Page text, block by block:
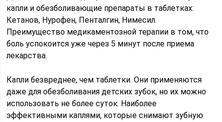
капли и обезболивающие препараты в таблетках:
Кетанов, Нурофен, Пенталгин, Нимесил.
Преимущество медикаментозной терапии в том, что
боль успокоится уже через 5 минут после приема
лекарства.
Капли безвреднее, чем таблетки. Они применяются
даже для обезболивания детских зубок, но их можно
использовать не более суток. Наиболее
эффективными каплями, которые снимают зубную